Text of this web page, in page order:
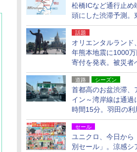
松橋ICなど通行止め
頭にした渋滞予測。
への迂回は料金調整
話題
オリエンタルランド
年熊本地震に1000
寄付を発表。被災者
活動・復旧支援
道路 シーズン
首都高のお盆渋滞、
イン～湾岸線は通過
時間15分。羽田の利
「空港西出口」の利
セール
ユニクロ、今日から
別セール」。涼感シ